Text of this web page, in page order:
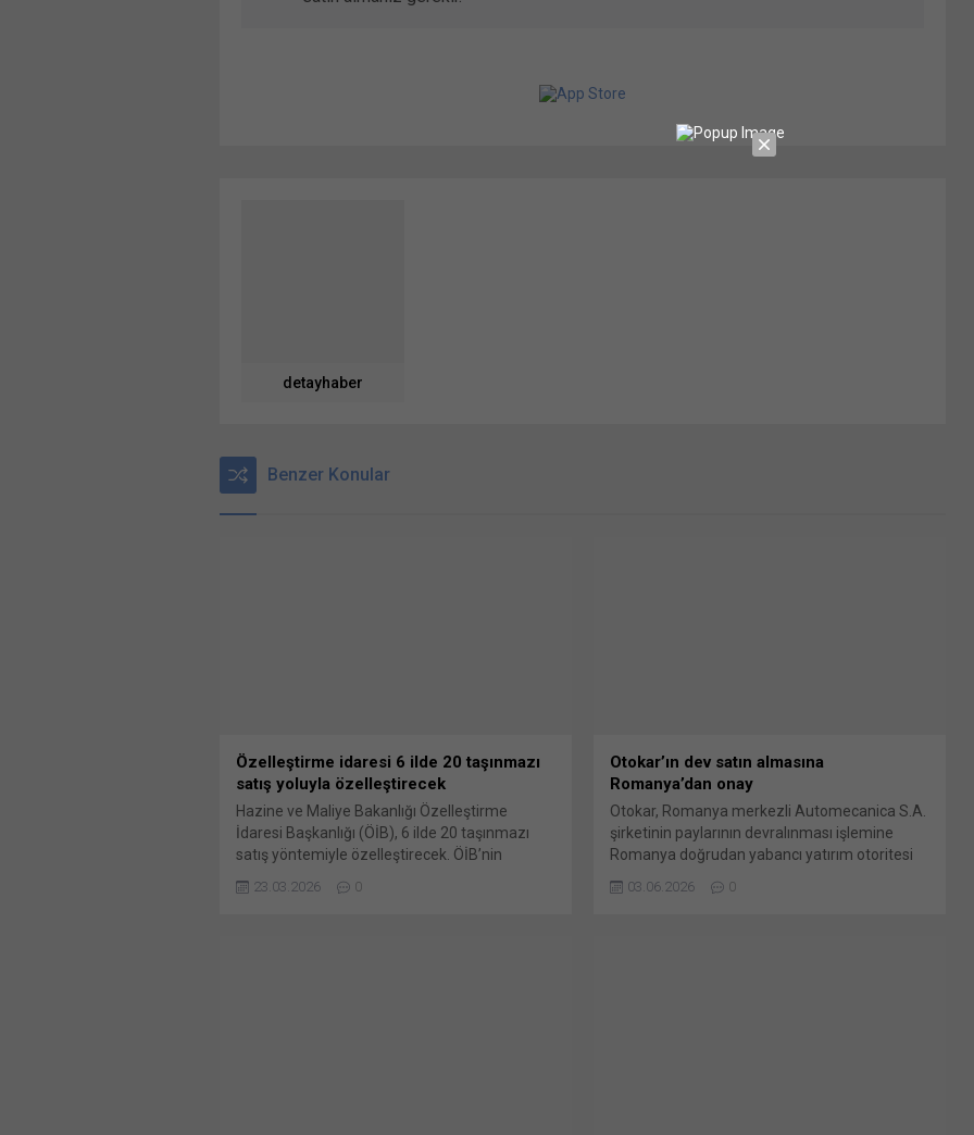
detayhaber
Benzer Konular
Özelleştirme idaresi 6 ilde 20 taşınmazı
satış yoluyla özelleştirecek
Hazine ve Maliye Bakanlığı Özelleştirme
İdaresi Başkanlığı (ÖİB), 6 ilde 20 taşınmazı
satış yöntemiyle özelleştirecek. ÖİB’nin
konuya yönelik duyurusu, Resmi Gazete’de
yayımlandı. Buna göre Konya’nın Bunu paylaş:
23.03.2026 0
Otokar’ın dev satın almasına
Romanya’dan onay
Otokar, Romanya merkezli Automecanica S.A.
şirketinin paylarının devralınması işlemine
Romanya doğrudan yabancı yatırım otoritesi
tarafından resmi onay verildiğini duyurdu.
Otokar, Automecanica S.A. paylarının
03.06.2026 0